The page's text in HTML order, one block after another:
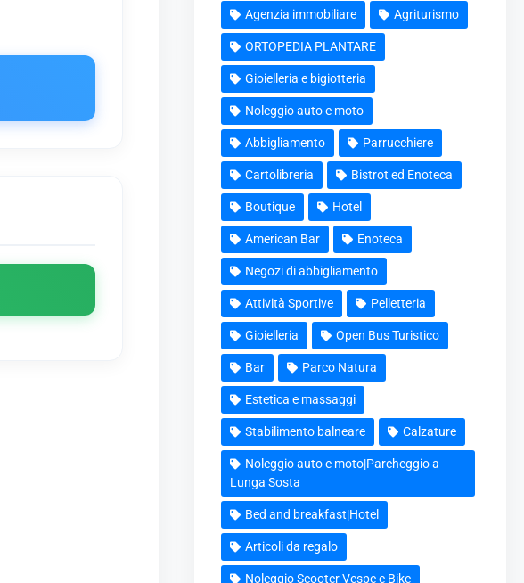
Agenzia immobiliare Agriturismo
ORTOPEDIA PLANTARE
Gioielleria e bigiotteria
Noleggio auto e moto
Abbigliamento Parrucchiere
Cartolibreria Bistrot ed Enoteca
Boutique Hotel
American Bar Enoteca
Negozi di abbigliamento
Attività Sportive Pelletteria
Gioielleria Open Bus Turistico
Bar Parco Natura
Estetica e massaggi
Stabilimento balneare Calzature
Noleggio auto e moto|Parcheggio a
Lunga Sosta
Bed and breakfast|Hotel
Articoli da regalo
Noleggio Scooter Vespe e Bike